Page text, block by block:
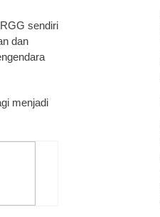
sendiri
dan
menjadi